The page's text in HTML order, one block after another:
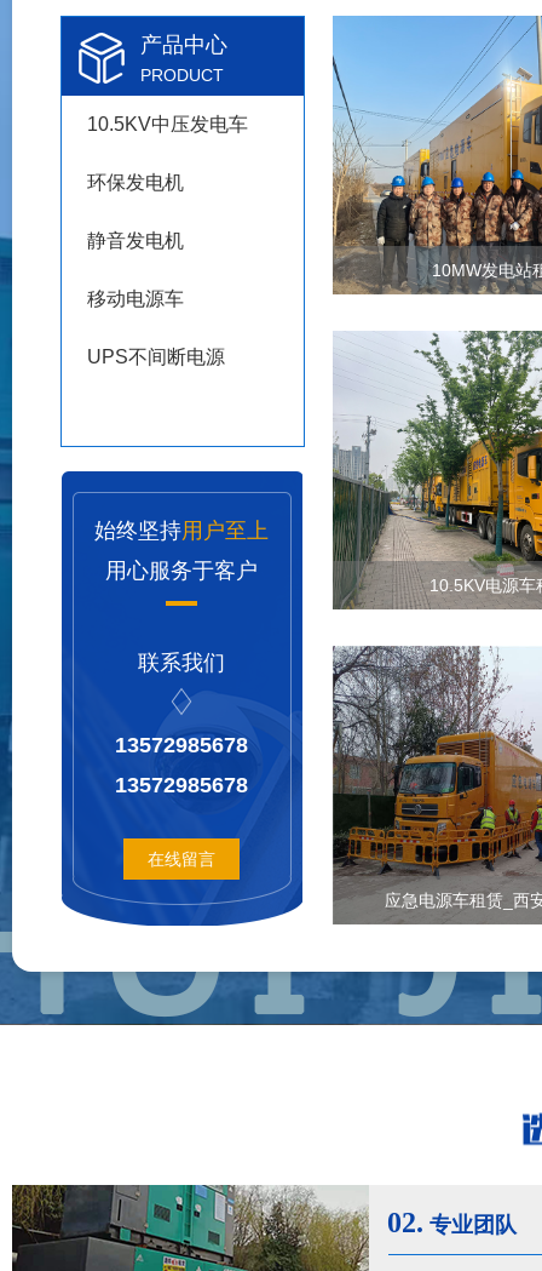
产品中心
PRODUCT
10.5KV中压发电车
环保发电机
静音发电机
移动电源车
UPS不间断电源
始终坚持用户至上
用心服务于客户
联系我们
13572985678
13572985678
在线留言
10MW发电站
10.5KV电源车
应急电源车租赁_西
02. 专业团队